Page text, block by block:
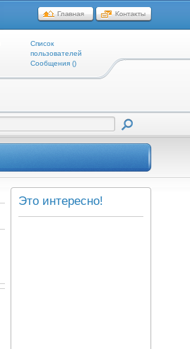
Список
пользователей
Cообщения ()
Это интересно!